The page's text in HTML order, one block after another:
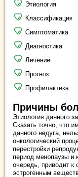
Этиология
Классификация
Симптоматика
Диагностика
Лечение
Прогноз
Профилактика
Причины
Этиология данного
Сказать точно, что
данного недуга,
онкологический
перестройки
период менопаузы и
очередь, приводит к
эстрогенным